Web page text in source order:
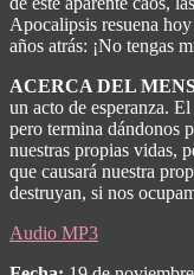
Apocalipsis resuena
años atrás: ¡No tengas
ACERCA DEL
un acto de esperanza.
pero termina dándonos
nuestras propias vidas,
que causará nuestra
destruyan, si nos
Audio MP3